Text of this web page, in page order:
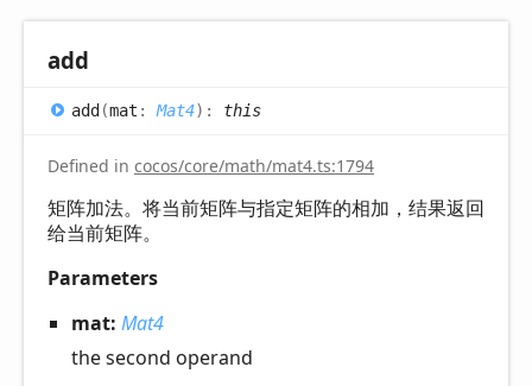
add
add (mat : Mat4) : this
Defined in cocos/core/math/mat4.ts:1794
矩阵加法。将当前矩阵与指定矩阵的相加，结果返回
给当前矩阵。
Parameters
mat: Mat4
the second operand